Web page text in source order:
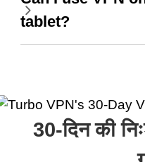
tablet?
30-दिन की